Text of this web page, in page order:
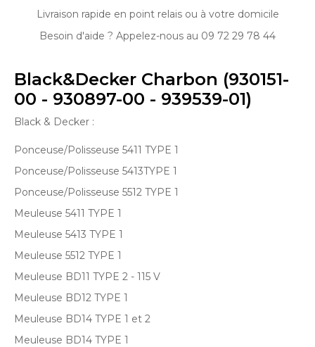
Livraison rapide en point relais ou à votre domicile
Besoin d'aide ? Appelez-nous au 09 72 29 78 44
Black&Decker Charbon (930151-
00 - 930897-00 - 939539-01)
Black & Decker :
Ponceuse/Polisseuse 5411 TYPE 1
Ponceuse/Polisseuse 5413TYPE 1
Ponceuse/Polisseuse 5512 TYPE 1
Meuleuse 5411 TYPE 1
Meuleuse 5413 TYPE 1
Meuleuse 5512 TYPE 1
Meuleuse BD11 TYPE 2 - 115 V
Meuleuse BD12 TYPE 1
Meuleuse BD14 TYPE 1 et 2
Meuleuse BD14 TYPE 1